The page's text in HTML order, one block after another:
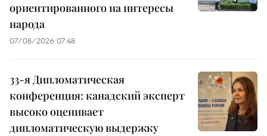
ориентированного на интересы
народа
07/08/2026 07:48
33-я Дипломатическая
конференция: канадский эксперт
высоко оценивает
дипломатическую выдержку